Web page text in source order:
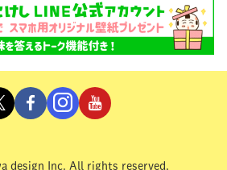
design Inc. All rights reserved.